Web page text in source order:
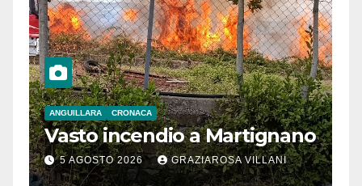
ANGUILLARA CRONACA
Vasto incendio a Martignano
5 AGOSTO 2026 GRAZIAROSA VILLANI